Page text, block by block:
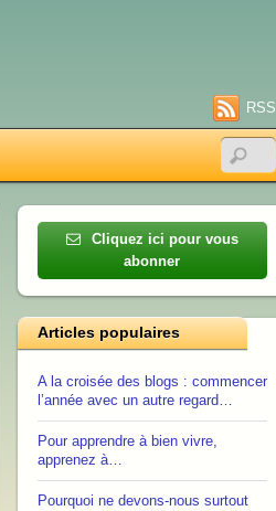
RSS
Cliquez ici pour vous
abonner
Articles populaires
A la croisée des blogs : commencer
l’année avec un autre regard…
Pour apprendre à bien vivre,
apprenez à…
Pourquoi ne devons-nous surtout